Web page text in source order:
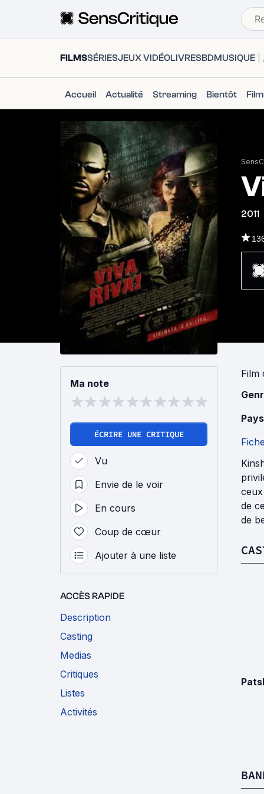
FILMSSÉRIESJEUX VIDÉOLIVRESBDMUSIQUE
Accueil Actualité Streaming Bientôt
2011
Ma note
ÉCRIRE UNE CRITIQUE
Vu
Envie de le voir
En cours
Coup de cœur
Ajouter à une liste
ACCÈS RAPIDE
Description
Casting
Medias
Critiques
Listes
Activités
Film
de
de